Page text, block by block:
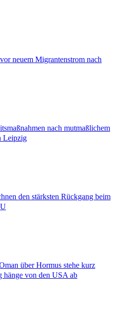
neuem Migrantenstrom nach
nach mutmaßlichem
Leipzig
den stärksten Rückgang beim
über Hormus stehe kurz
hänge von den USA ab